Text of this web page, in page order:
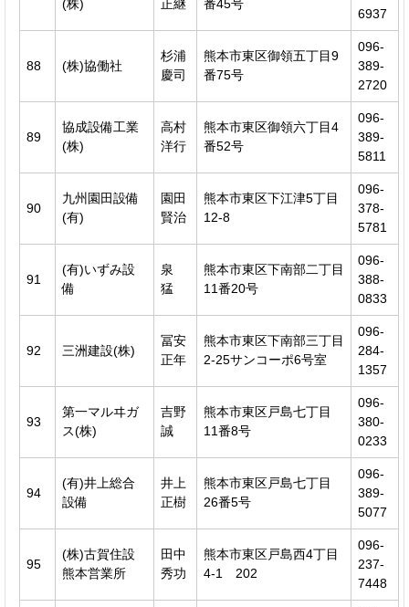
(株) 正継 番45号
6937
88 (株)協働社
杉浦
慶司
熊本市東区御領五丁目9
番75号
096-
389-
2720
89
協成設備工業
(株)
高村
洋行
熊本市東区御領六丁目4
番52号
096-
389-
5811
90
九州園田設備
(有)
園田
賢治
熊本市東区下江津5丁目
12-8
096-
378-
5781
91
(有)いずみ設
備
泉
猛
熊本市東区下南部二丁目
11番20号
096-
388-
0833
92 三洲建設(株)
冨安
正年
熊本市東区下南部三丁目
2-25サンコーポ6号室
096-
284-
1357
93
第一マルヰガ
ス(株)
吉野
誠
熊本市東区戸島七丁目
11番8号
096-
380-
0233
94
(有)井上総合
設備
井上
正樹
熊本市東区戸島七丁目
26番5号
096-
389-
5077
95
(株)古賀住設
熊本営業所
田中
秀功
熊本市東区戸島西4丁目
4-1 202
096-
237-
7448